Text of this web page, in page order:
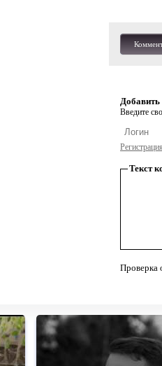
Введите
Регистрация
Текст
Проверка